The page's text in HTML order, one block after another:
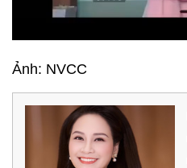
Ảnh: NVCC